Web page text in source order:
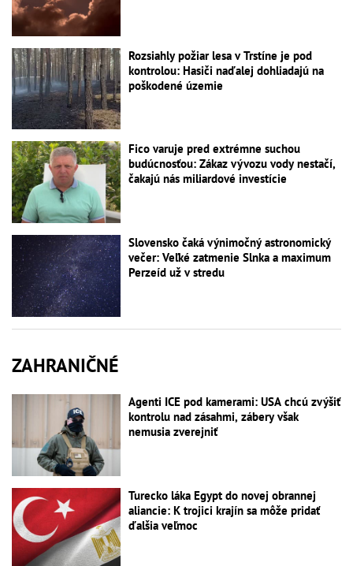
Rozsiahly požiar lesa v Trstíne je pod
kontrolou: Hasiči naďalej dohliadajú na
poškodené územie
Fico varuje pred extrémne suchou
budúcnosťou: Zákaz vývozu vody nestačí,
čakajú nás miliardové investície
Slovensko čaká výnimočný astronomický
večer: Veľké zatmenie Slnka a maximum
Perzeíd už v stredu
ZAHRANIČNÉ
Agenti ICE pod kamerami: USA chcú zvýšiť
kontrolu nad zásahmi, zábery však
nemusia zverejniť
Turecko láka Egypt do novej obrannej
aliancie: K trojici krajín sa môže pridať
ďalšia veľmoc